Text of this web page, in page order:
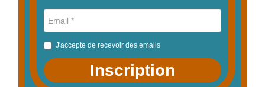
J'accepte de recevoir des emails
Inscription